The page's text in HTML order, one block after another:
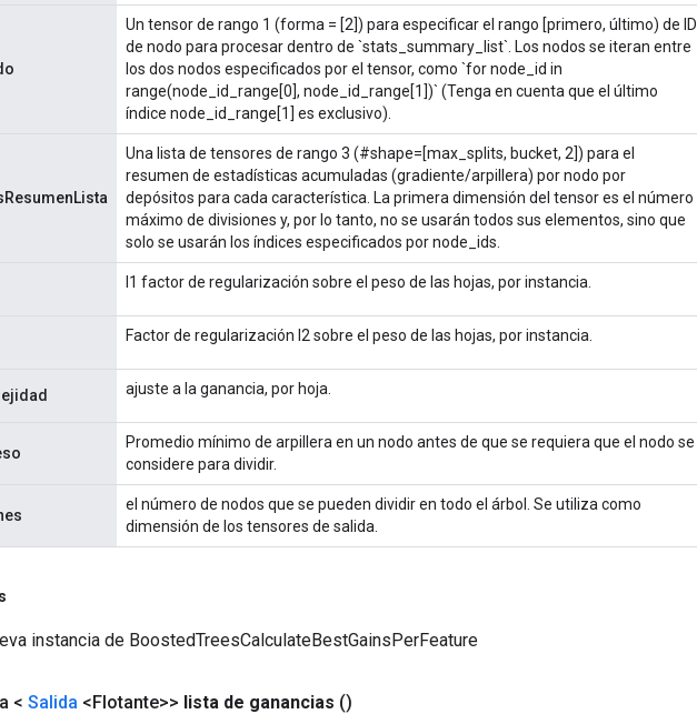
Un tensor de rango 1 (forma = [2]) para especificar el rango [primero, último) de ID
de nodo para procesar dentro de `stats_summary_list`. Los nodos se iteran entre
los dos nodos especificados por el tensor, como `for node_id in
range(node_id_range[0], node_id_range[1])` (Tenga en cuenta que el último
índice node_id_range[1] es exclusivo).
Una lista de tensores de rango 3 (#shape=[max_splits, bucket, 2]) para el
resumen de estadísticas acumuladas (gradiente/arpillera) por nodo por
depósitos para cada característica. La primera dimensión del tensor es el número
máximo de divisiones y, por lo tanto, no se usarán todos sus elementos, sino que
solo se usarán los índices especificados por node_ids.
l1 factor de regularización sobre el peso de las hojas, por instancia.
Factor de regularización l2 sobre el peso de las hojas, por instancia.
ajuste a la ganancia, por hoja.
Promedio mínimo de arpillera en un nodo antes de que se requiera que el nodo se
considere para dividir.
el número de nodos que se pueden dividir en todo el árbol. Se utiliza como
dimensión de los tensores de salida.
instancia de BoostedTreesCalculateBestGainsPerFeature
< Salida <Flotante>> lista de ganancias ()